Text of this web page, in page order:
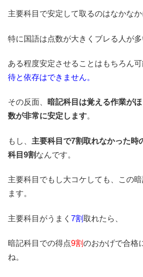
主要科目で安定して取るのはなかなか
特に国語は点数が大きくブレる人が多
ある程度安定させることはもちろん
待と依存はできません。
その反面、 暗記科目は覚える作業が
数が非常に安定します。
もし、 主要科目で7割取れなかった時
科目9割なんです。
主要科目でもし大コケしても、この
ます。
主要科目がうまく 7割取れたら、
暗記科目での得点9割のおかげで合格
ね。